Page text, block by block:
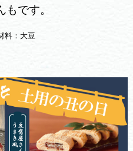
もです。
料：大豆